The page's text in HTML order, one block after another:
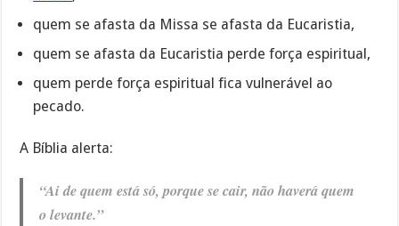
quem se afasta da Missa se afasta da Eucaristia,
quem se afasta da Eucaristia perde força espiritual,
quem perde força espiritual fica vulnerável ao
pecado.
A Bíblia alerta:
“Ai de quem está só, porque se cair, não haverá quem
o levante.”